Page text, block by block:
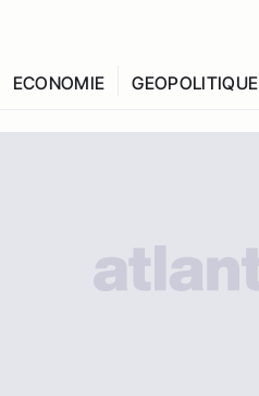
ECONOMIE GEOPOLITIQUE